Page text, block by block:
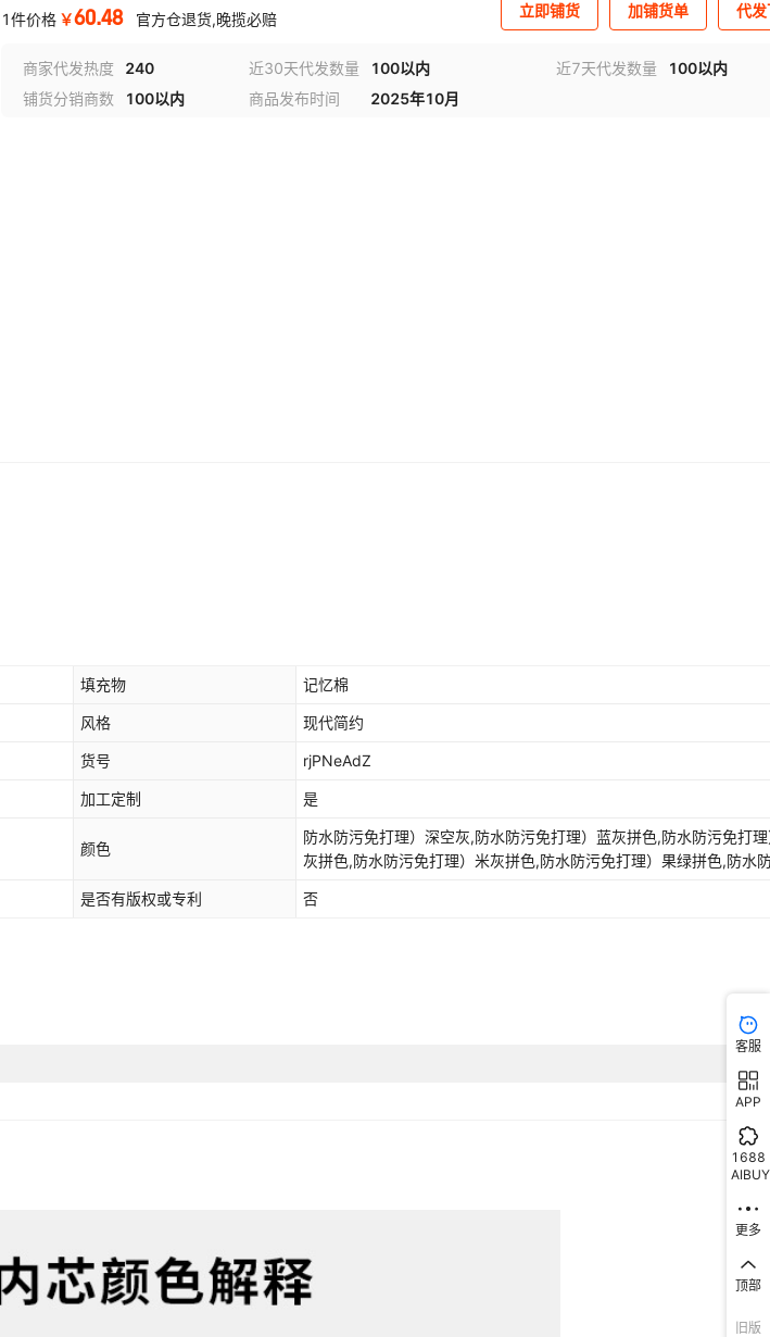
1件价格 ￥60.48 官方仓退货,晚揽必赔 立即铺货 加铺货单 代
商家代发热度 240 近30天代发数量 100以内 近7天代发数量
100以内
铺货分销商数
100以内 商品发布时间 2025年10月
填充物 记忆棉
风格 现代简约
货号 rjPNeAdZ
加工定制 是
颜色
防水防污免打理）深空灰,防水防污免打理）蓝灰拼色,防水防污免打
灰拼色,防水防污免打理）米灰拼色,防水防污免打理）果绿拼色,防水
是否有版权或专利 否
客服
APP
1688
AIBUY
更多
顶部
旧版